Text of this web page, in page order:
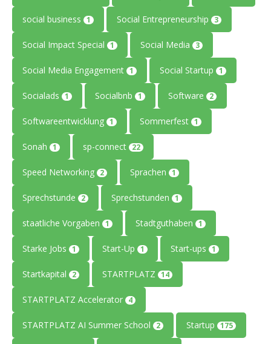
social business 1 Social Entrepreneurship 3
Social Impact Special 1 Social Media 3
Social Media Engagement 1 Social Startup 1
Socialads 1 Socialbnb 1 Software 2
Softwareentwicklung 1 Sommerfest 1
Sonah 1 sp-connect 22
Speed Networking 2 Sprachen 1
Sprechstunde 2 Sprechstunden 1
staatliche Vorgaben 1 Stadtguthaben 1
Starke Jobs 1 Start-Up 1 Start-ups 1
Startkapital 2 STARTPLATZ 14
STARTPLATZ Accelerator 4
STARTPLATZ AI Summer School 2 Startup 175